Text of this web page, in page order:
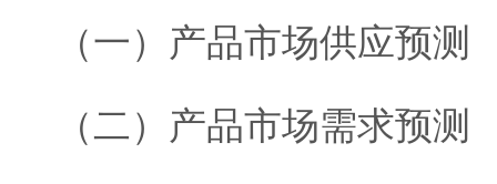
（一）产品市场供应预测
（二）产品市场需求预测